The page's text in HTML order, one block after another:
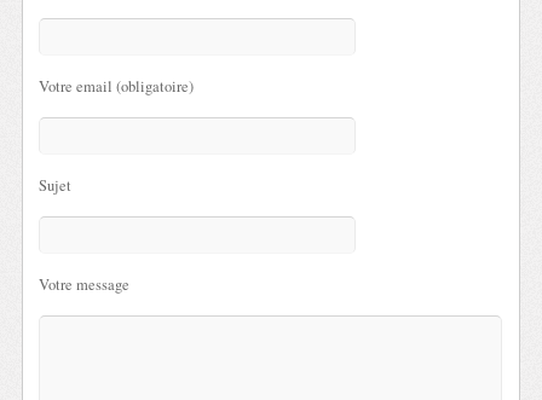
Votre email (obligatoire)
Sujet
Votre message